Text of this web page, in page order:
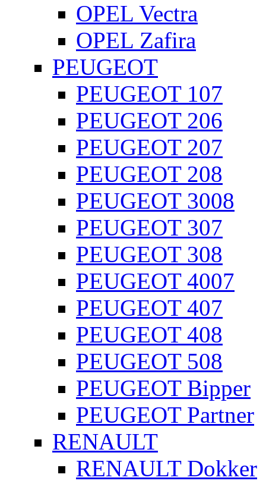
OPEL Vectra
OPEL Zafira
PEUGEOT
PEUGEOT 107
PEUGEOT 206
PEUGEOT 207
PEUGEOT 208
PEUGEOT 3008
PEUGEOT 307
PEUGEOT 308
PEUGEOT 4007
PEUGEOT 407
PEUGEOT 408
PEUGEOT 508
PEUGEOT Bipper
PEUGEOT Partner
RENAULT
RENAULT Dokker